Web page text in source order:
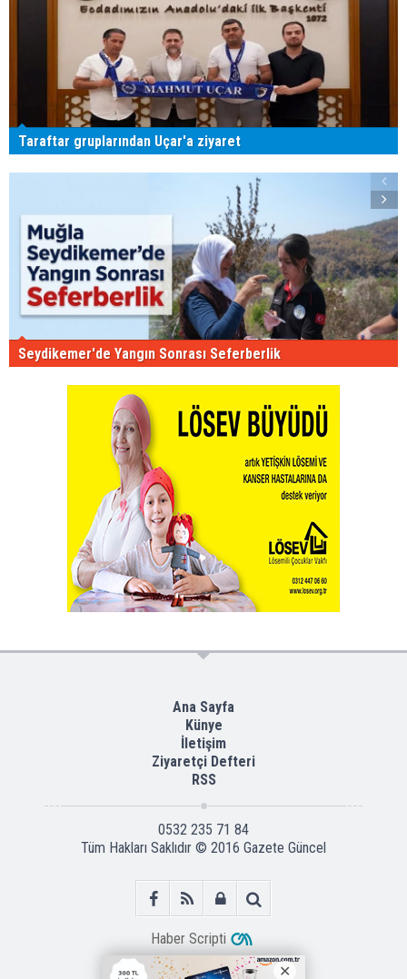
Taraftar gruplarından Uçar'a ziyaret
Seydikemer'de Yangın Sonrası Seferberlik
Ana Sayfa
Künye
İletişim
Ziyaretçi Defteri
RSS
0532 235 71 84
Tüm Hakları Saklıdır © 2016 Gazete Güncel
Haber Scripti